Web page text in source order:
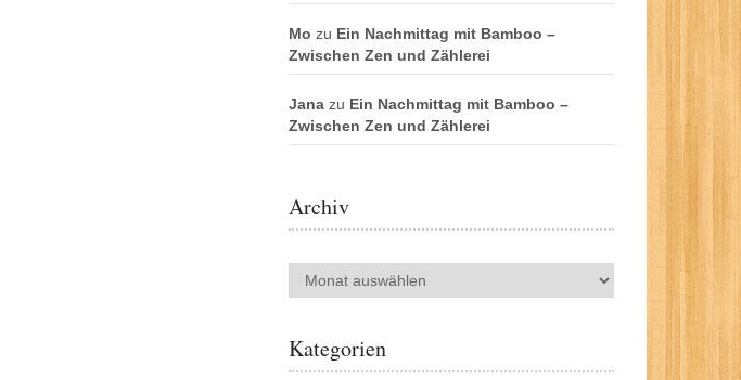
Mo zu Ein Nachmittag mit Bamboo –
Zwischen Zen und Zählerei
Jana zu Ein Nachmittag mit Bamboo –
Zwischen Zen und Zählerei
Archiv
Archiv
Kategorien